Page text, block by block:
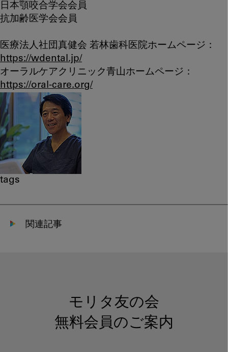
日本顎咬合学会会員
抗加齢医学会会員
医療法人社団真健会 若林歯科医院ホームページ：
https://wdental.jp/
オーラルケアクリニック青山ホームページ：
https://oral-care.org/
tags
関連記事
モリタ友の会
無料会員のご案内